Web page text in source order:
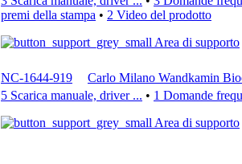
premi della stampa • 2 Video del prodotto
Area di supporto
NC-1644-919
Carlo Milano Wandkamin
5 Scarica manuale, driver ... • 1 Domande
Area di supporto